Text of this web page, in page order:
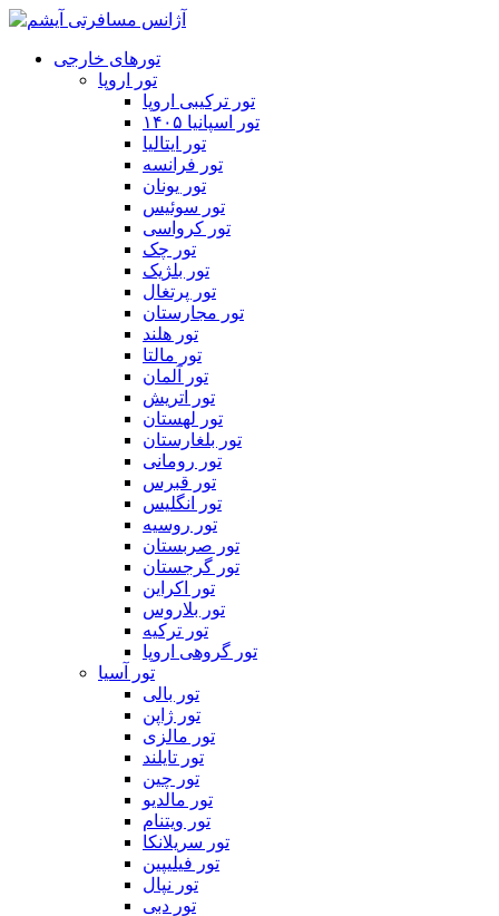
تورهای خارجی
تور اروپا
تور ترکیبی اروپا
تور اسپانیا ۱۴۰۵
تور ایتالیا
تور فرانسه
تور یونان
تور سوئیس
تور کرواسی
تور چک
تور بلژیک
تور پرتغال
تور مجارستان
تور هلند
تور مالتا
تور آلمان
تور اتریش
تور لهستان
تور بلغارستان
تور رومانی
تور قبرس
تور انگلیس
تور روسیه
تور صربستان
تور گرجستان
تور اکراین
تور بلاروس
تور ترکیه
تور گروهی اروپا
تور آسیا
تور بالی
تور ژاپن
تور مالزی
تور تایلند
تور چین
تور مالدیو
تور ویتنام
تور سریلانکا
تور فیلیپین
تور نپال
تور دبی